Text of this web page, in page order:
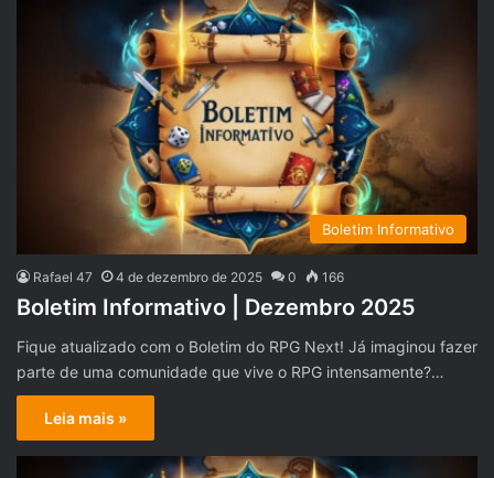
Boletim Informativo
Rafael 47 4 de dezembro de 2025 0 166
Boletim Informativo | Dezembro 2025
Fique atualizado com o Boletim do RPG Next! Já imaginou fazer
parte de uma comunidade que vive o RPG intensamente?…
Leia mais »